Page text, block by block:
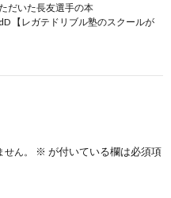
だいた長友選手の本
【レガテドリブル塾のスクールが
ん。 ※ が付いている欄は必須項